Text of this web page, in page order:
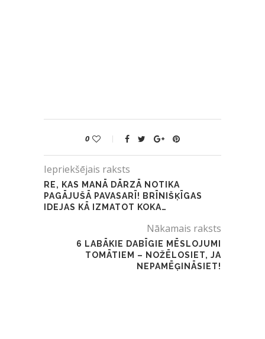
0
Iepriekšējais raksts
RE, KAS MANĀ DĀRZĀ NOTIKA
PAGĀJUŠĀ PAVASARĪ! BRĪNIŠĶĪGAS
IDEJAS KĀ IZMATOT KOKA…
Nākamais raksts
6 LABĀKIE DABĪGIE MĒSLOJUMI
TOMĀTIEM – NOŽĒLOSIET, JA
NEPAMĒĢINĀSIET!